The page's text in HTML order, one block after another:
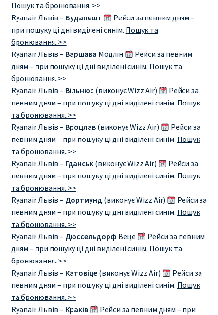
Пошук та бронювання..>>
Ryanair Львів – Будапешт
Рейси за певним дням –
при пошуку ці дні виділені синім. Пошук та
бронювання..>>
Ryanair Львів – Варшава Модлін
Рейси за певним
дням – при пошуку ці дні виділені синім. Пошук та
бронювання..>>
Ryanair Львів – Вільнюс (виконує Wizz Air)
Рейси за
певним дням – при пошуку ці дні виділені синім. Пошук
та бронювання..>>
Ryanair Львів – Вроцлав(виконує Wizz Air)
Рейси за
певним дням – при пошуку ці дні виділені синім. Пошук
та бронювання..>>
Ryanair Львів – Гданськ(виконує Wizz Air)
Рейси за
певним дням – при пошуку ці дні виділені синім. Пошук
та бронювання..>>
Ryanair Львів – Дортмунд (виконує Wizz Air)
Рейси за
певним дням – при пошуку ці дні виділені синім. Пошук
та бронювання..>>
Ryanair Львів – Дюссельдорф Веце
Рейси за певним
дням – при пошуку ці дні виділені синім. Пошук та
бронювання..>>
Ryanair Львів – Катовіце(виконує Wizz Air)
Рейси за
певним дням – при пошуку ці дні виділені синім. Пошук
та бронювання..>>
Ryanair Львів – Краків
Рейси за певним дням – при